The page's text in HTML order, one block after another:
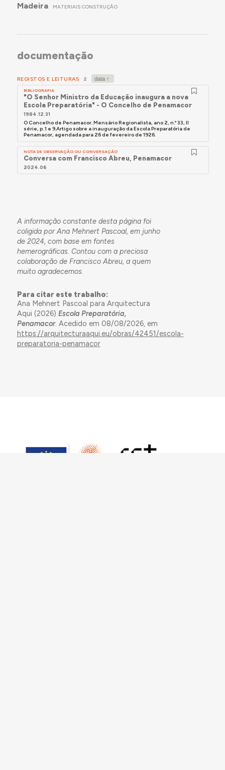
Madeira MATERIAIS CONSTRUÇÃO
documentação
REGISTOS E LEITURAS 2
BIBLIOGRAFIA
"O Senhor Ministro da Educação inaugura a nova
Escola Preparatória" - O Concelho de Penamacor
1984.12.31
O Concelho de Penamacor. Mensário Regionalista, ano 2, n.º 33, II
série, p. 1 e 9.Artigo sobre a inauguração da Escola Preparatória de
Penamacor, agendada para 26 de fevereiro de 1926.
NOTA DE OBSERVAÇÃO OU CONVERSAÇÃO
Conversa com Francisco Abreu, Penamacor
2024.06
A informação constante desta página foi
coligida por Ana Mehnert Pascoal, em junho
de 2024, com base em fontes
hemerográficas. Contou com a preciosa
colaboração de Francisco Abreu, a quem
muito agradecemos.
Para citar este trabalho:
Ana Mehnert Pascoal para Arquitectura
Aqui (2026) Escola Preparatória,
Penamacor. Acedido em 08/08/2026, em
https://arquitecturaaqui.eu/obras/42451/escola-
preparatoria-penamacor